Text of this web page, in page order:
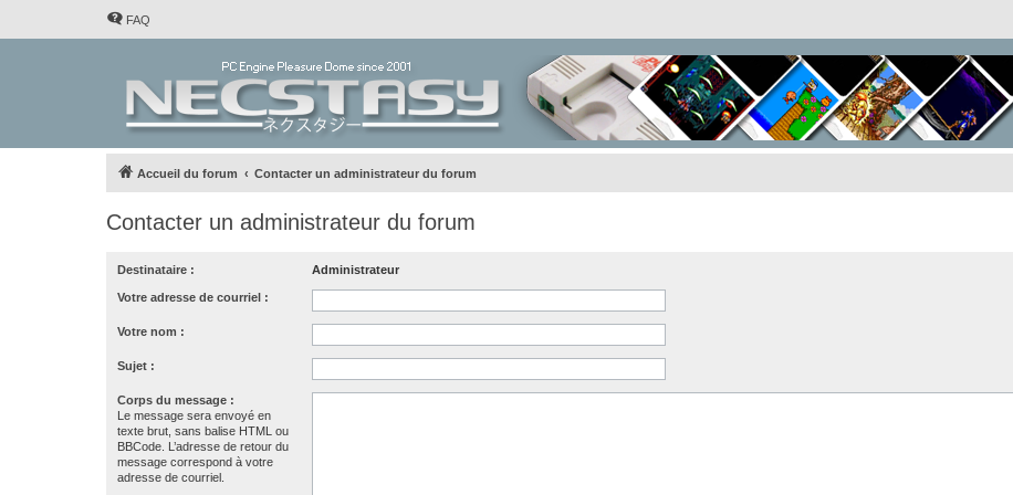
FAQ
Accueil du forum Contacter un administrateur du forum
Contacter un administrateur du forum
Destinataire : Administrateur
Votre adresse de courriel :
Votre nom :
Sujet :
Corps du message :
Le message sera envoyé en
texte brut, sans balise HTML ou
BBCode. L’adresse de retour du
message correspond à votre
adresse de courriel.